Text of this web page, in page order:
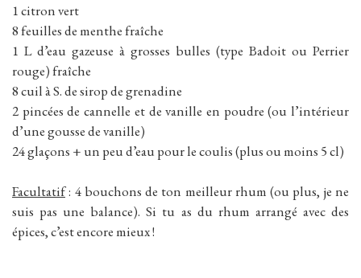
1 citron vert
8 feuilles de menthe fraîche
1 L d’eau gazeuse à grosses bulles (type Badoit ou Perrier
rouge) fraîche
8 cuil à S. de sirop de grenadine
2 pincées de cannelle et de vanille en poudre (ou l’intérieur
d’une gousse de vanille)
24 glaçons + un peu d’eau pour le coulis (plus ou moins 5 cl)
Facultatif: 4 bouchons de ton meilleur rhum (ou plus, je ne
suis pas une balance). Si tu as du rhum arrangé avec des
épices, c’est encore mieux !